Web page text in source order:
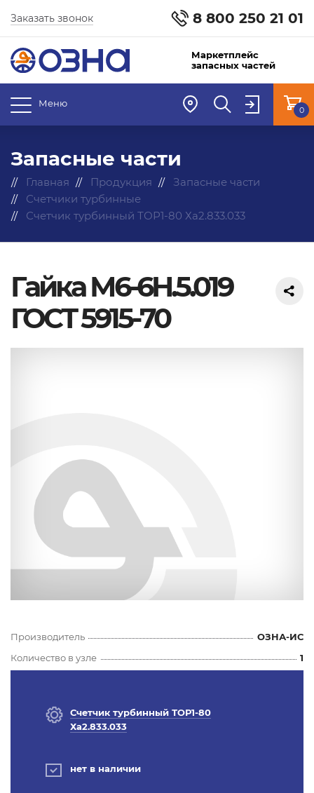
8 800 250 21 01
Заказать звонок
Маркетплейс
запасных частей
Меню
0
Запасные части
Главная Продукция
Запасные части
Счетчики турбинные
Счетчик турбинный ТОР1-80 Ха2.833.033
Гайка М6-6H.5.019
ГОСТ 5915-70
Производитель
ОЗНА-ИС
Количество в узле
1
Счетчик турбинный ТОР1-80
Ха2.833.033
нет в наличии